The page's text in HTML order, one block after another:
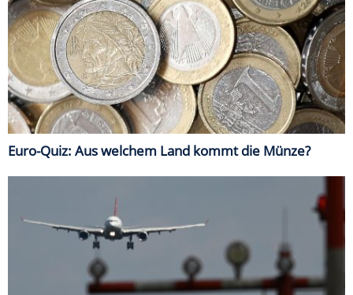
Euro-Quiz: Aus welchem Land kommt die Münze?